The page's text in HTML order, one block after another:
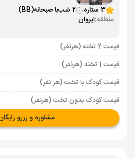
3 ستاره
2 شب با صبحانه(BB)
منطقه:ایروان
قیمت 2 تخته (هرنفر)
قیمت 1 تخته (هرنفر)
قیمت کودک با تخت (هر نفر)
قیمت کودک بدون تخت (هرنفر)
مشاوره و رزرو